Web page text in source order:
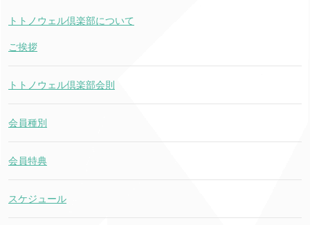
トトノウェル倶楽部について
ご挨拶
トトノウェル倶楽部会則
会員種別
会員特典
スケジュール